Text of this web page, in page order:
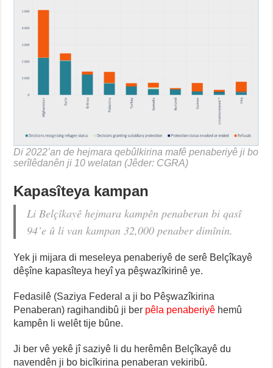
Di 2022’an de hejmara qebûlkirina mafê penaberiyê ji bo
serîlêdanên ji 10 welatan (Jêder: CGRA)
Kapasîteya kampan
Li Belçîkayê hejmara kampên penaberan bi qasî
94’e û li van kampan 32,000 penaber dimînin.
Yek ji mijara di meseleya penaberiyê de serê Belçîkayê
dêşîne kapasîteya heyî ya pêşwazîkirinê ye.
Fedasilê (Saziya Federal a ji bo Pêşwazîkirina
Penaberan) ragihandibû ji ber pêla penaberiyê hemû
kampên li welêt tije bûne.
Ji ber vê yekê jî saziyê li du herêmên Belçîkayê du
navendên ji bo bicîkirina penaberan vekiribû.